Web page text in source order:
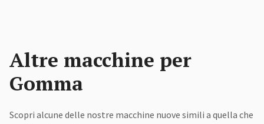
Altre macchine per
Gomma
Scopri alcune delle nostre macchine nuove simili a quella che